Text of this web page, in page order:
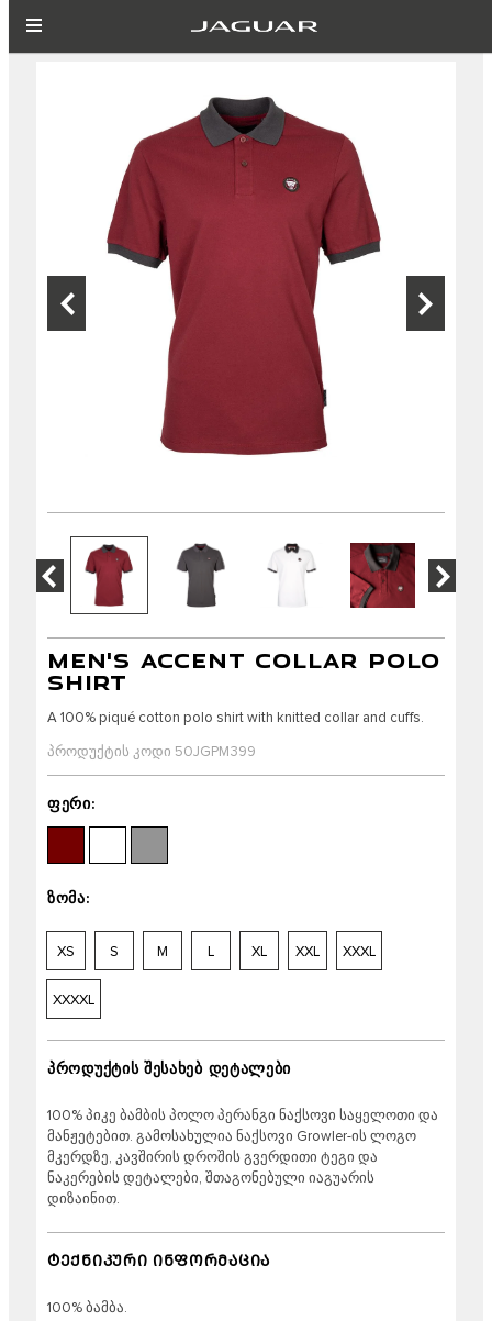
MEN'S ACCENT COLLAR POLO
SHIRT
A 100% piqué cotton polo shirt with knitted collar and cuffs.
პროდუქტის კოდი 50JGPM399
ფერი:
ზომა:
XS S M L XL XXL XXXL
XXXXL
პროდუქტის შესახებ დეტალები
100% პიკე ბამბის პოლო პერანგი ნაქსოვი საყელოთი და
მანჟეტებით. გამოსახულია ნაქსოვი Growler-ის ლოგო
მკერდზე, კავშირის დროშის გვერდითი ტეგი და
ნაკერების დეტალები, შთაგონებული იაგუარის
დიზაინით.
ᲢᲔᲥᲜᲘᲙᲣᲠᲘ ᲘᲜᲤᲝᲠᲛᲐᲪᲘᲐ
100% ბამბა.